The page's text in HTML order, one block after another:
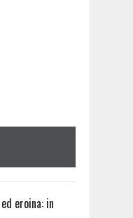
eroina: in